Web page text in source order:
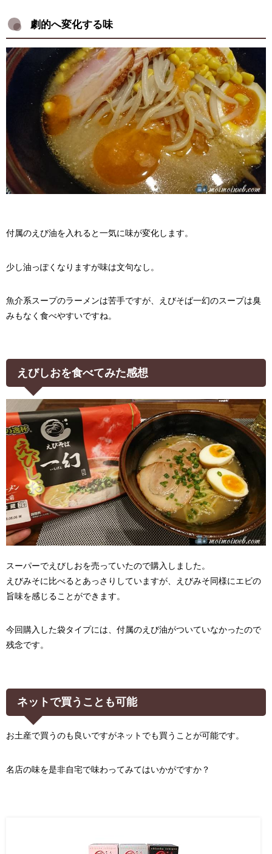
劇的へ変化する味
付属のえび油を入れると一気に味が変化します。
少し油っぽくなりますが味は文句なし。
魚介系スープのラーメンは苦手ですが、えびそば一幻のスープは臭
みもなく食べやすいですね。
えびしおを食べてみた感想
スーパーでえびしおを売っていたので購入しました。
えびみそに比べるとあっさりしていますが、えびみそ同様にエビの
旨味を感じることができます。
今回購入した袋タイプには、付属のえび油がついていなかったので
残念です。
ネットで買うことも可能
お土産で買うのも良いですがネットでも買うことが可能です。
名店の味を是非自宅で味わってみてはいかがですか？